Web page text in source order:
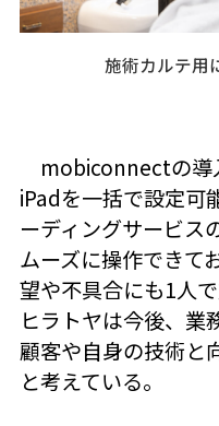
施術カルテ用
mobiconnectの導
iPadを一括で設定可
ーディングサービス
ムーズに操作できて
望や不具合にも1人
ヒラトヤは今後、業
顧客や自身の技術と
と考えている。